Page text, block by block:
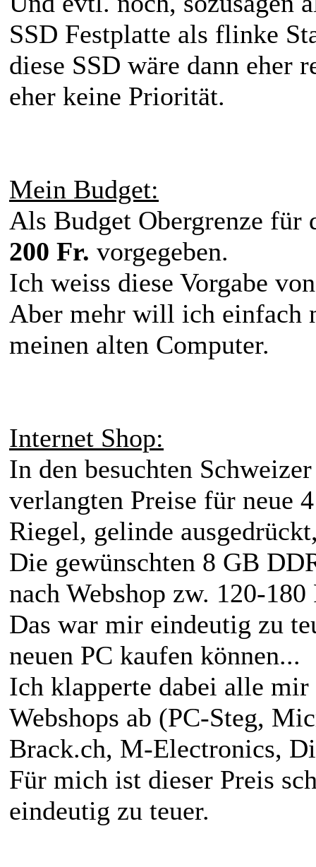
SSD Festplatte als flinke
diese SSD wäre dann eher
eher keine Priorität.
Mein Budget:
Als Budget Obergrenze für
200 Fr. vorgegeben.
Ich weiss diese Vorgabe
Aber mehr will ich einfach
meinen alten Computer.
Internet Shop:
In den besuchten
verlangten Preise für neue
Riegel, gelinde
Die gewünschten 8 GB
nach Webshop zw. 120-
Das war mir eindeutig zu
neuen PC kaufen können...
Ich klapperte dabei alle mir
Webshops ab (PC-Steg,
Brack.ch, M-Electronics,
Für mich ist dieser Preis
eindeutig zu teuer.